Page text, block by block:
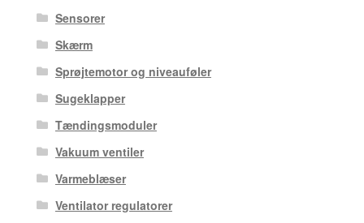
Sensorer
Skærm
Sprøjtemotor og niveauføler
Sugeklapper
Tændingsmoduler
Vakuum ventiler
Varmeblæser
Ventilator regulatorer